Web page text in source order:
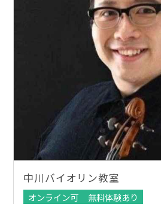
中川バイオリン教室
オンライン可
無料体験あり